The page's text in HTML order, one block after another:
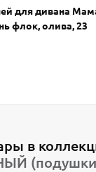
для дивана
флок, олива, 23
в